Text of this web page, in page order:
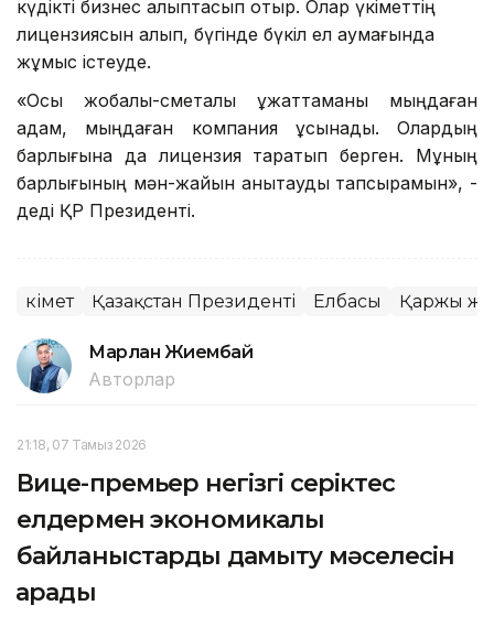
күдікті бизнес қалыптасып отыр. Олар үкіметтің
лицензиясын алып, бүгінде бүкіл ел аумағында
жұмыс істеуде.
«Осы жобалық-сметалық құжаттаманы мыңдаған
адам, мыңдаған компания ұсынады. Олардың
барлығына да лицензия таратып берген. Мұның
барлығының мән-жайын анықтауды тапсырамын», -
деді ҚР Президенті.
Үкімет Қазақстан Президенті Елбасы Қаржы
Марлан Жиембай
Авторлар
21:18, 07 Тамыз 2026
Вице-премьер негізгі серіктес
елдермен экономикалық
байланыстарды дамыту мәселесін
қарады